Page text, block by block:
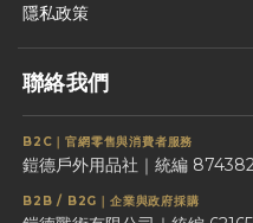
隱私政策
聯絡我們
B2C｜官網零售與消費者服務
鎧德戶外用品社｜統編
B2B / B2G｜企業與政府採購